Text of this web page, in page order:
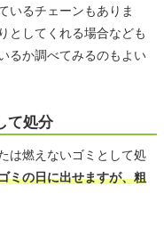
いるチェーンもありま
としてくれる場合なども
るか調べてみるのもよい
て処分
は燃えないゴミとして処
ミの日に出せますが、粗